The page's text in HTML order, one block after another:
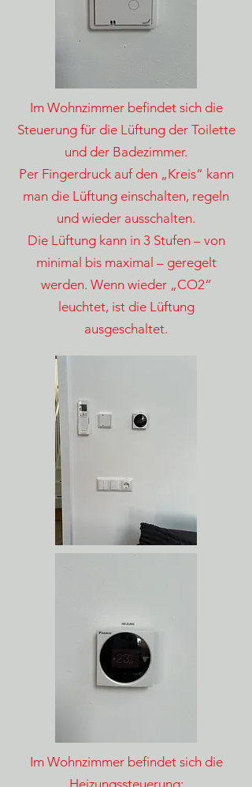
Im Wohnzimmer befindet sich die
Steuerung für die Lüftung der Toilette
und der Badezimmer.
Per Fingerdruck auf den „Kreis“ kann
man die Lüftung einschalten, regeln
und wieder ausschalten.
Die Lüftung kann in 3 Stufen – von
minimal bis maximal – geregelt
werden. Wenn wieder „CO2“
leuchtet, ist die Lüftung
ausgeschaltet.
Im Wohnzimmer befindet sich die
Heizungssteuerung: